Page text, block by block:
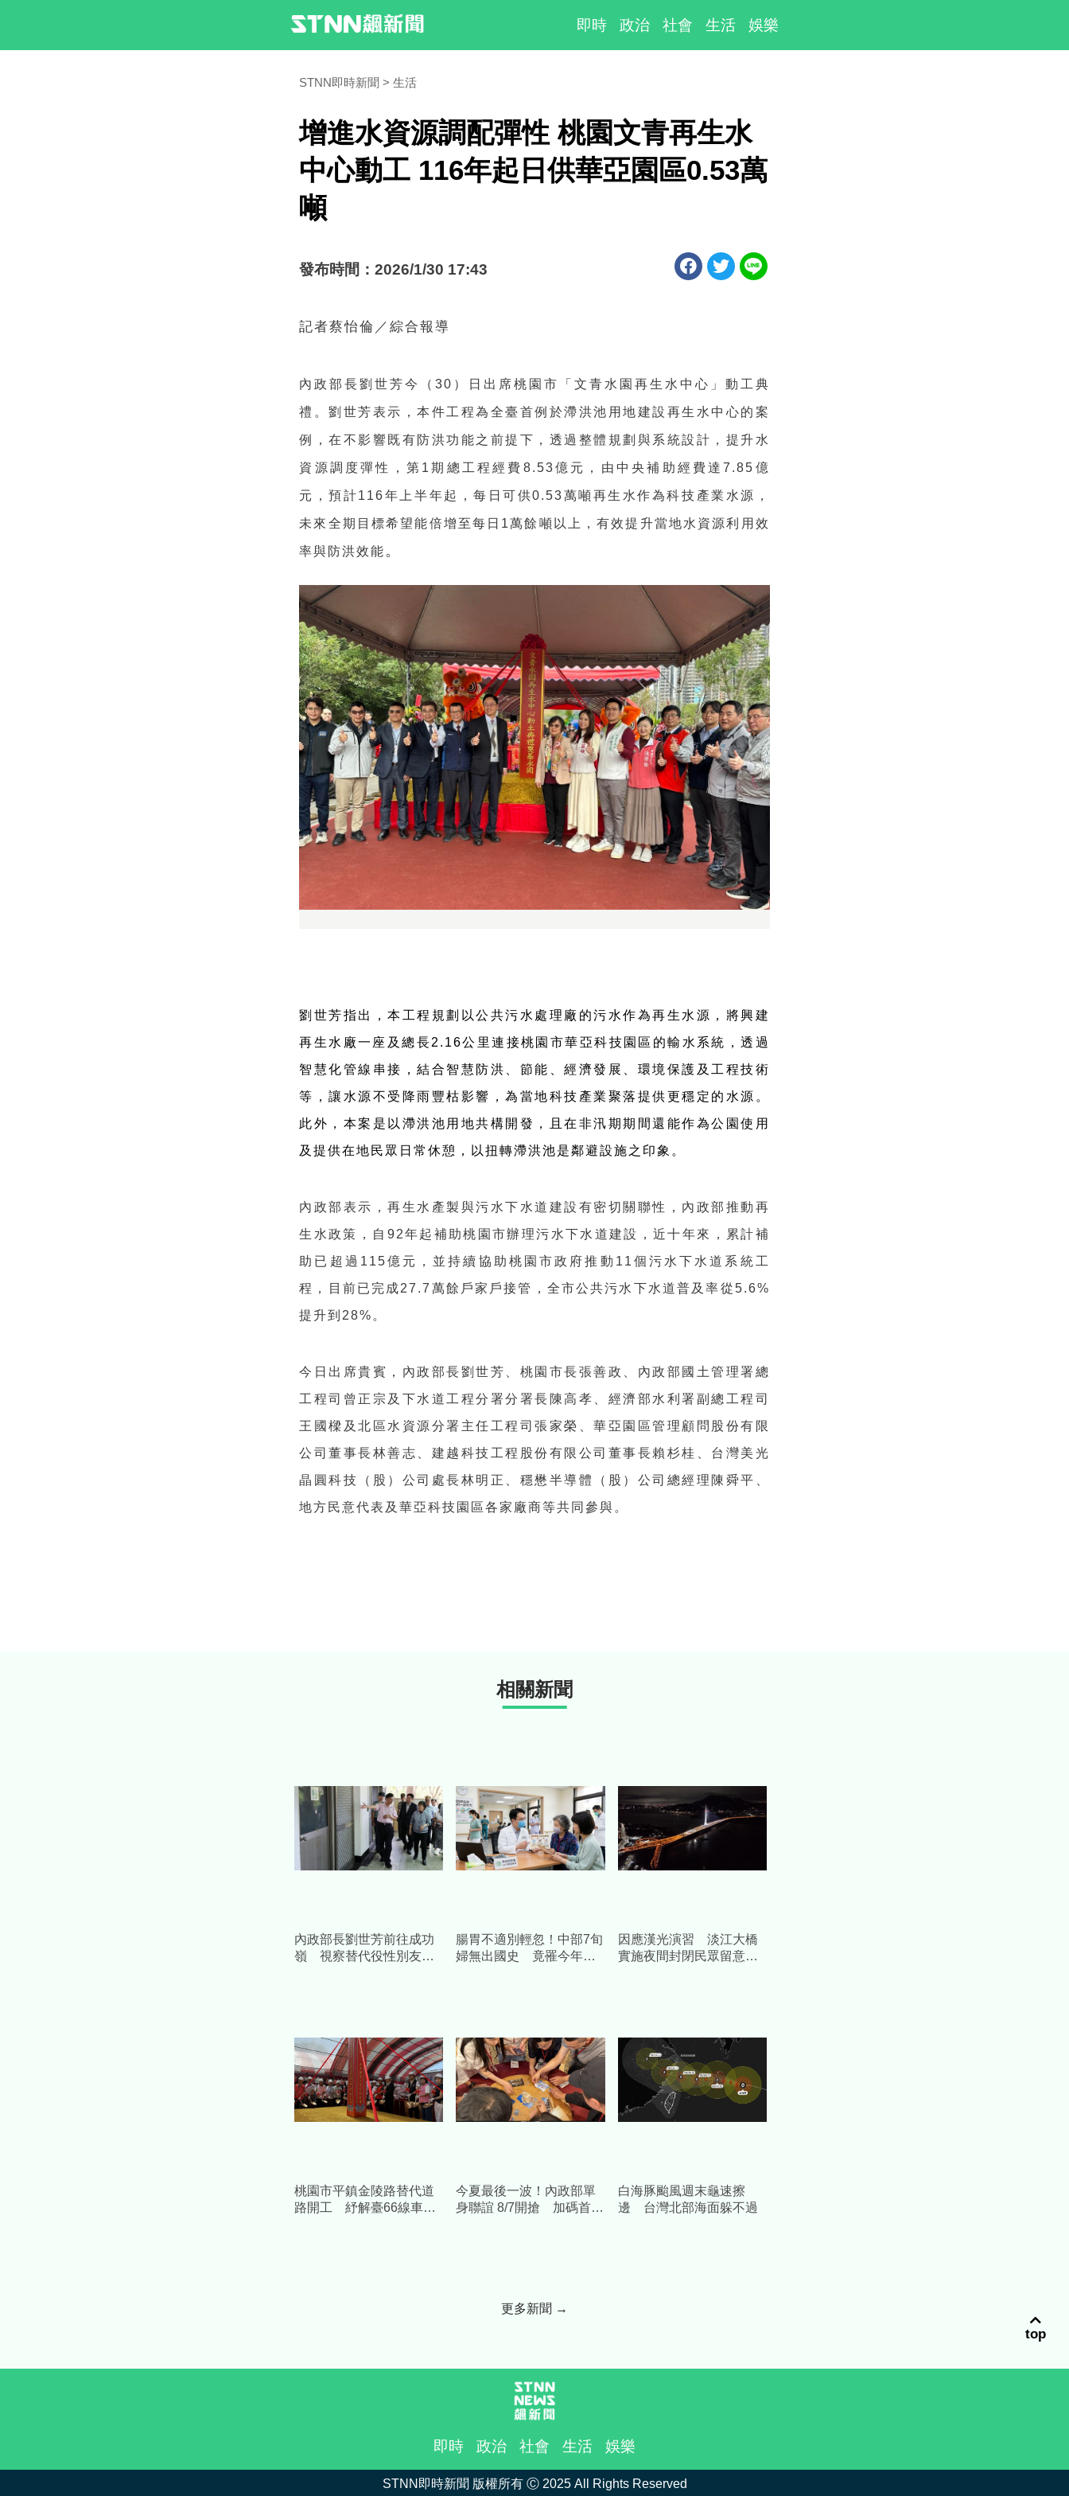
即時 政治 社會 生活 娛樂
STNN即時新聞 生活
增進水資源調配彈性 桃園文青再生水
中心動工 116年起日供華亞園區0.53萬
噸
發布時間：2026/1/30 17:43
記者蔡怡倫／綜合報導
內政部長劉世芳今（30）日出席桃園市「文青水園再生水中心」動工典
禮。劉世芳表示，本件工程為全臺首例於滯洪池用地建設再生水中心的案
例，在不影響既有防洪功能之前提下，透過整體規劃與系統設計，提升水
資源調度彈性，第1期總工程經費8.53億元，由中央補助經費達7.85億
元，預計116年上半年起，每日可供0.53萬噸再生水作為科技產業水源，
未來全期目標希望能倍增至每日1萬餘噸以上，有效提升當地水資源利用效
率與防洪效能 。
劉世芳指出，本工程規劃以公共污水處理廠的污水作為再生水源，將興建
再生水廠一座及總長2.16公里連接桃園市華亞科技園區的輸水系統，透過
智慧化管線串接，結合智慧防洪、節能、經濟發展、環境保護及工程技術
等，讓水源不受降雨豐枯影響，為當地科技產業聚落提供更穩定的水源。
此外，本案是以滯洪池用地共構開發，且在非汛期期間還能作為公園使用
及提供在地民眾日常休憩，以扭轉滯洪池是鄰避設施之印象。
內政部表示，再生水產製與污水下水道建設有密切關聯性，內政部推動再
生水政策，自92年起補助桃園市辦理污水下水道建設，近十年來，累計補
助已超過115億元，並持續協助桃園市政府推動11個污水下水道系統工
程，目前已完成27.7萬餘戶家戶接管，全市公共污水下水道普及率從5.6%
提升到28%。
今日出席貴賓，內政部長劉世芳、桃園市長張善政、內政部國土管理署總
工程司曾正宗及下水道工程分署分署長陳高孝、經濟部水利署副總工程司
王國樑及北區水資源分署主任工程司張家榮、華亞園區管理顧問股份有限
公司董事長林善志、建越科技工程股份有限公司董事長賴杉桂、台灣美光
晶圓科技（股）公司處長林明正、穩懋半導體（股）公司總經理陳舜平、
地方民意代表及華亞科技園區各家廠商等共同參與。
相關新聞
內政部長劉世芳前往成功
嶺 視察替代役性別友善
腸胃不適別輕忽！中部7旬
婦無出國史 竟罹今年
因應漢光演習 淡江大橋
實施夜間封閉民眾留意時
桃園市平鎮金陵路替代道
路開工 紓解臺66線車潮
今夏最後一波！內政部單
身聯誼 8/7開搶 加碼首對
白海豚颱風週末龜速擦
邊 台灣北部海面躲不過
更多新聞 →
即時 政治 社會 生活 娛樂
STNN即時新聞 版權所有 Ⓒ 2025 All Rights Reserved
top